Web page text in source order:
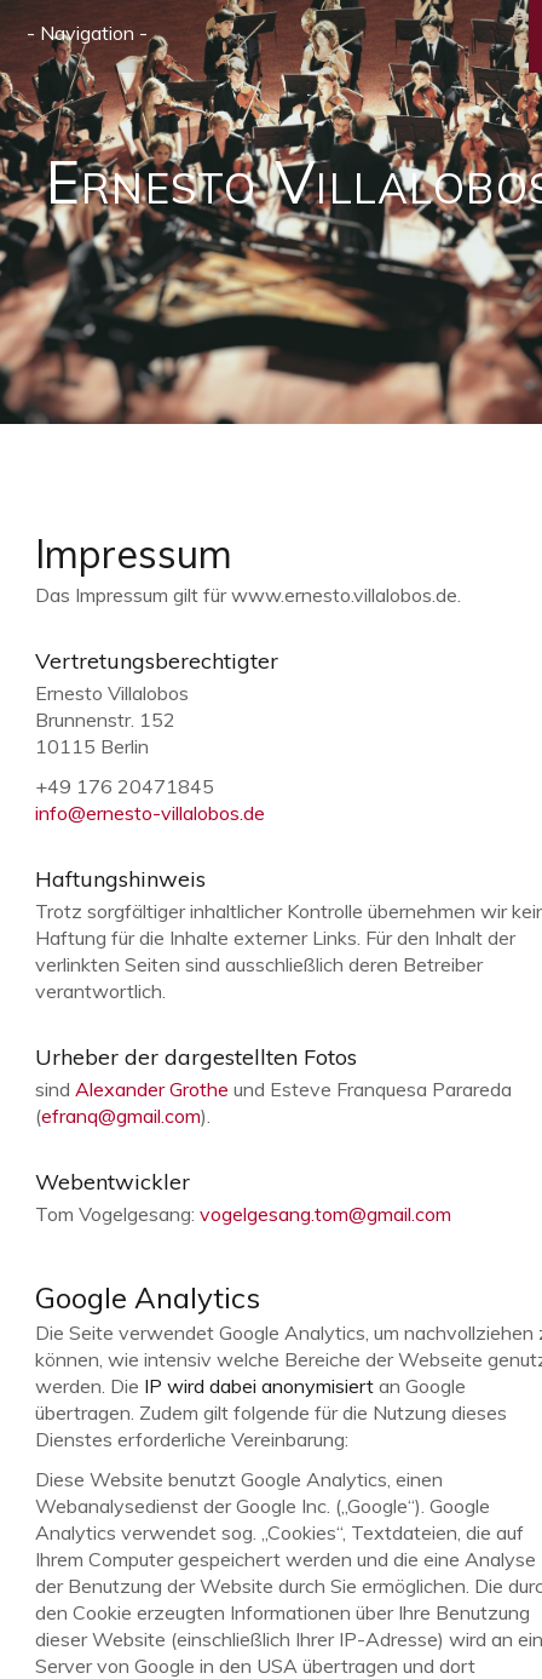
Ernesto
Impressum
Das Impressum gilt für www.ernesto.villalobos.de.
Vertretungsberechtigter
Ernesto Villalobos
Brunnenstr. 152
10115 Berlin
+49 176 20471845
info@ernesto-villalobos.de
Haftungshinweis
Trotz sorgfältiger inhaltlicher Kontrolle übernehmen wir
Haftung für die Inhalte externer Links. Für den Inhalt der
verlinkten Seiten sind ausschließlich deren Betreiber
verantwortlich.
Urheber der dargestellten Fotos
sindAlexander Grothe und Esteve Franquesa Parareda
(efranq@gmail.com).
Webentwickler
Tom Vogelgesang:vogelgesang.tom@gmail.com
Google Analytics
Die Seite verwendet Google Analytics, um nachvollziehen
können, wie intensiv welche Bereiche der Webseite
werden. Die IP wird dabei anonymisiert an Google
übertragen. Zudem gilt folgende für die Nutzung dieses
Dienstes erforderliche Vereinbarung:
Diese Website benutzt Google Analytics, einen
Webanalysedienst der Google Inc. („Google“). Google
Analytics verwendet sog. „Cookies“, Textdateien, die auf
Ihrem Computer gespeichert werden und die eine Analyse
der Benutzung der Website durch Sie ermöglichen. Die
den Cookie erzeugten Informationen über Ihre Benutzung
dieser Website (einschließlich Ihrer IP-Adresse) wird an
Server von Google in den USA übertragen und dort